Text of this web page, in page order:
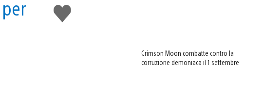
Mi
piace
Crimson Moon combatte contro la
corruzione demoniaca il 1 settembre